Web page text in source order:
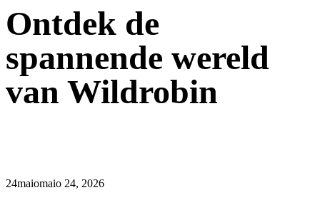
Ontdek de
spannende wereld
van Wildrobin
24maiomaio 24, 2026